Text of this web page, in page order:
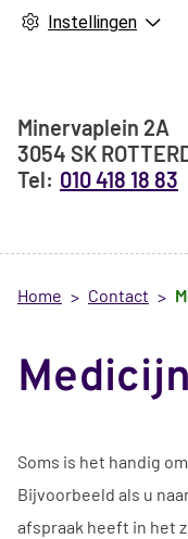
Instellingen
Minervaplein 2A
3054 SK
010 418 18 83
Home Contact
Soms is het handig
Bijvoorbeeld als u
afspraak heeft in het